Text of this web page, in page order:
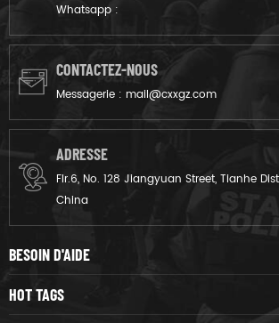
Whatsapp :
CONTACTEZ-NOUS
Messagerie : mail@cxxgz.com
ADRESSE
Flr.6, No. 128 Jiangyuan Street, Tianhe
China
BESOIN D'AIDE
HOT TAGS